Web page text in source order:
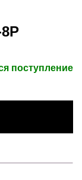
поступление